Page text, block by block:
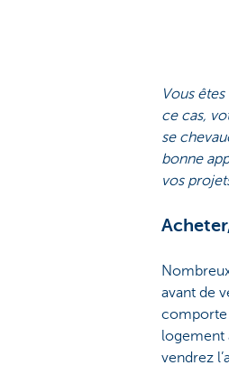
Vous
ce cas,
se
bonne
vos
avant de
comporte
logement
vendrez